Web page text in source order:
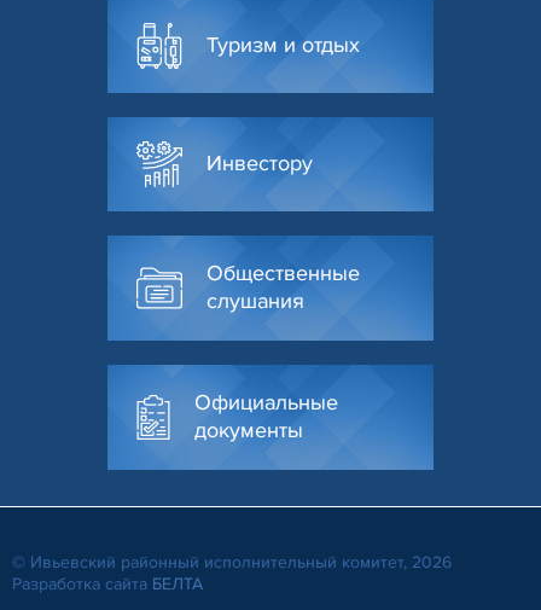
Туризм и отдых
Инвестору
Общественные
слушания
Официальные
документы
© Ивьевский районный исполнительный комитет, 2026
Разработка сайта БЕЛТА